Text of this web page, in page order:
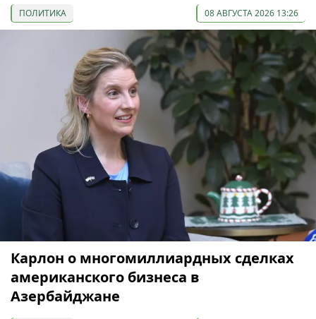
ПОЛИТИКА 08 АВГУСТА 2026 13:26
Карлон о многомиллиардных сделках
американского бизнеса в
Азербайджане